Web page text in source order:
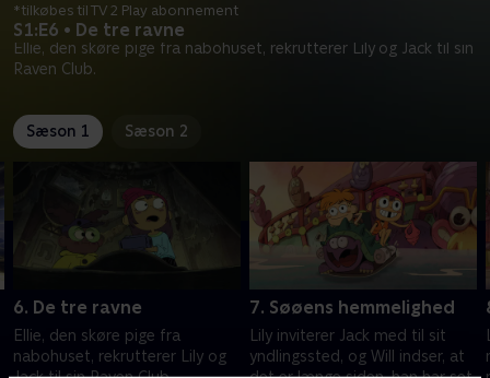
S1:E6 • De tre ravne
Ellie, den skøre pige fra nabohuset, rekrutterer Lily og Jack til sin
Raven Club.
*tilkøbes til TV 2 Play abonnement
Sæson 1 Sæson 2
6. De tre ravne
Ellie, den skøre pige fra
nabohuset, rekrutterer Lily og
7. Søøens hemmelighed
Lily inviterer Jack med til sit
yndlingssted, og Will indser, at